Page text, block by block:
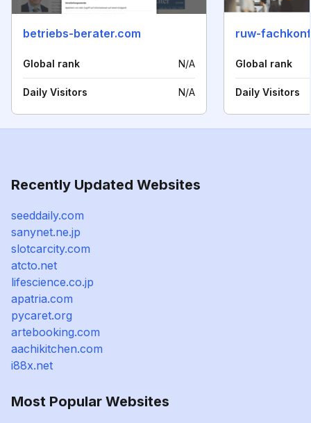
betriebs-berater.com
Global rank N/A
Daily Visitors N/A
ruw-
Global rank
Daily Visitors
Recently Updated Websites
seeddaily.com
sanynet.ne.jp
slotcarcity.com
atcto.net
lifescience.co.jp
apatria.com
pycaret.org
artebooking.com
aachikitchen.com
i88x.net
Most Popular Websites